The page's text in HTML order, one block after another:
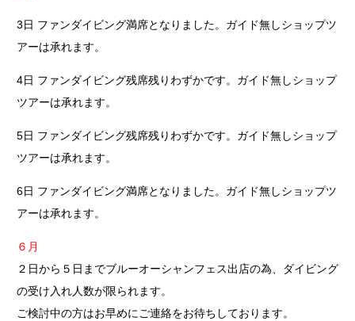
3日 ファンダイビング満席となりました。ガイド無しショップツ
アーは承れます。
4日 ファンダイビング残席残りわずかです。ガイド無しショップ
ツアーは承れます。
5日 ファンダイビング残席残りわずかです。ガイド無しショップ
ツアーは承れます。
6日 ファンダイビング満席となりました。ガイド無しショップツ
アーは承れます。
６月
２日から５日までブルーオーシャンフェス出店の為、ダイビング
の受け入れ人数が限られます。
ご検討中の方はお早めにご連絡をお待ちしております。